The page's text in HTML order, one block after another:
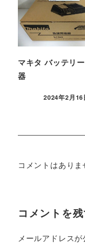
マキタ バッテリ
器
2024年2月16
コメントはありま
コメントを
メールアドレス